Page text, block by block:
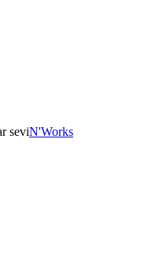
seviN'Works